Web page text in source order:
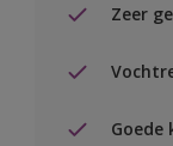
Zeer
Goede